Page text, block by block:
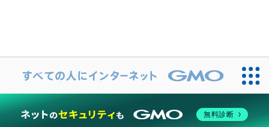
無料診断